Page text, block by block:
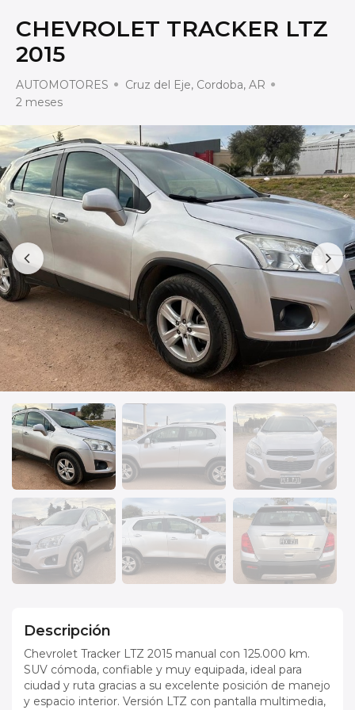
CHEVROLET TRACKER LTZ
2015
AUTOMOTORES
Cruz del Eje, Cordoba, AR
2 meses
Prev Next
Descripción
Chevrolet Tracker LTZ 2015 manual con 125.000 km.
SUV cómoda, confiable y muy equipada, ideal para
ciudad y ruta gracias a su excelente posición de manejo
y espacio interior. Versión LTZ con pantalla multimedia,